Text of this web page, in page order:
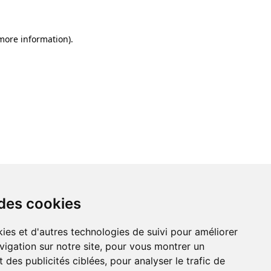
cookies
et d'autres technologies de suivi pour améliorer
sur notre site, pour vous montrer un
des publicités ciblées, pour analyser le trafic de
information).